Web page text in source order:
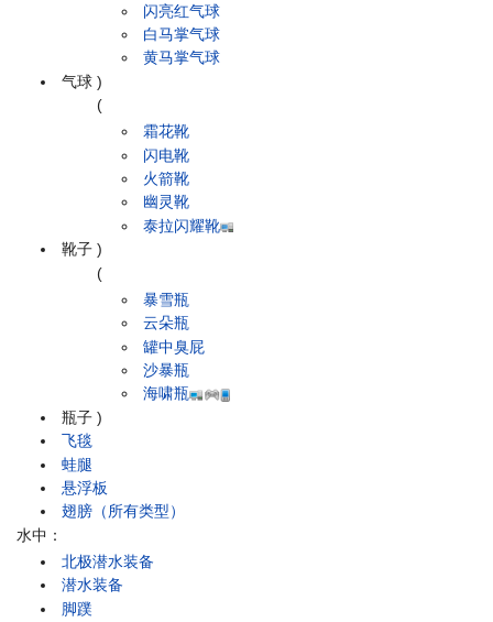
气球
闪亮红气球
白马掌气球
黄马掌气球
)
靴子
(
霜花靴
闪电靴
火箭靴
幽灵靴
泰拉闪耀靴
)
瓶子
(
暴雪瓶
云朵瓶
罐中臭屁
沙暴瓶
海啸瓶
)
飞毯
蛙腿
悬浮板
翅膀（所有类型）
水中：
北极潜水装备
潜水装备
脚蹼